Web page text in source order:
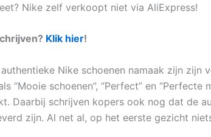
Nike zelf verkoopt niet via AliExpress!
Klik hier!
Nike schoenen namaak zijn zijn
“Mooie schoenen”, “Perfect” en “Perfecte
Daarbij schrijven kopers ook nog dat de
zijn. Al net al, op het eerste gezicht